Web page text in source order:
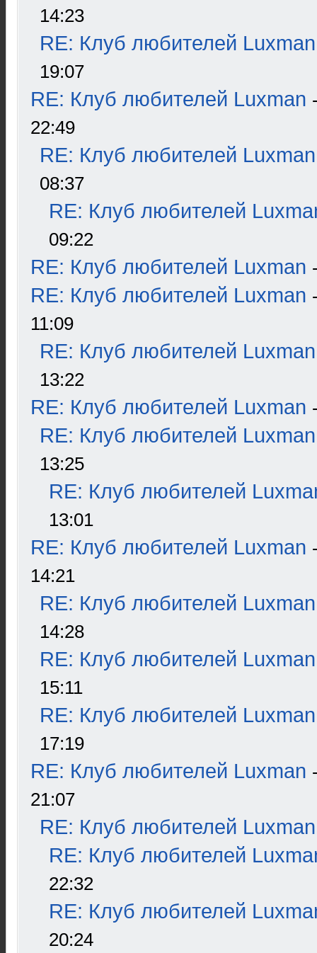
14:23
RE: Клуб любителей Luxman
19:07
RE: Клуб любителей Luxman
22:49
RE: Клуб любителей Luxman
08:37
RE: Клуб любителей
09:22
RE: Клуб любителей Luxman
RE: Клуб любителей Luxman
11:09
RE: Клуб любителей Luxman
13:22
RE: Клуб любителей Luxman
RE: Клуб любителей Luxman
13:25
RE: Клуб любителей
13:01
RE: Клуб любителей Luxman
14:21
RE: Клуб любителей Luxman
14:28
RE: Клуб любителей Luxman
15:11
RE: Клуб любителей Luxman
17:19
RE: Клуб любителей Luxman
21:07
RE: Клуб любителей Luxman
RE: Клуб любителей
22:32
RE: Клуб любителей
20:24